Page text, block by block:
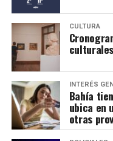
CULTURA
INTERÉS
Bahía
ubica en
otras